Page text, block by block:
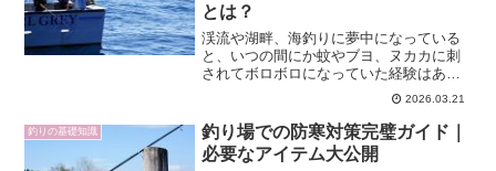
とは？
渓流や湖畔、海釣りに夢中になっている
と、いつの間にか蚊やブヨ、ヌカカに刺
されてボロボロになっていた経験はあり
ませんか。かゆみや腫れだけでなく、ア
ウトドアでは感染症リスクも無視できま
せん。本記事では、釣りで頼れる最強ク
ラスの虫除けグッズを、プ...
2026.03.21
釣りの基礎知識
釣り場での防寒対策完璧ガイド｜
必要なアイテム大公開